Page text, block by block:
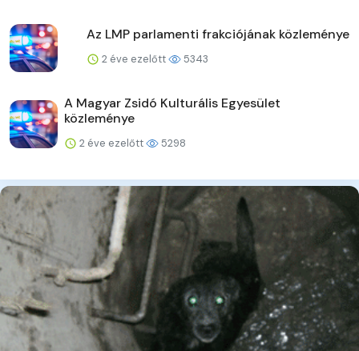
Az LMP parlamenti frakciójának közleménye
2 éve ezelőtt 5343
A Magyar Zsidó Kulturális Egyesület
közleménye
2 éve ezelőtt 5298